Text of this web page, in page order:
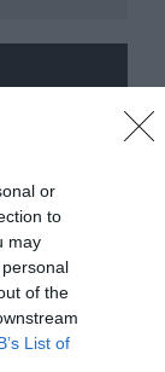
or
to
may
of the
List of